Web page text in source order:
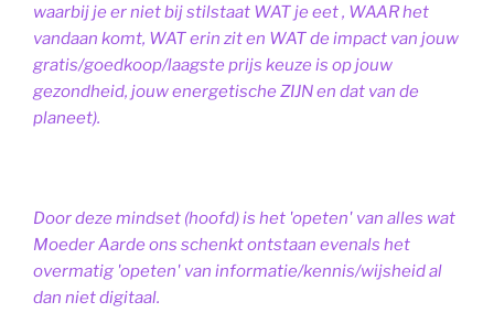
waarbij je er niet bij stilstaat WAT je eet , WAAR het
vandaan komt, WAT erin zit en WAT de impact van jouw
gratis/goedkoop/laagste prijs keuze is op jouw
gezondheid, jouw energetische ZIJN en dat van de
planeet).
Door deze mindset (hoofd) is het 'opeten' van alles wat
Moeder Aarde ons schenkt ontstaan evenals het
overmatig 'opeten' van informatie/kennis/wijsheid al
dan niet digitaal.